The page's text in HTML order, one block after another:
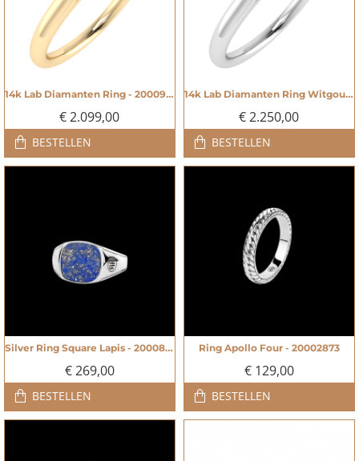
NIEUW14k Lab Diamanten Ring - 20009146
€ 2.099,00
BESTELLEN
NIEUW14k Lab Diamanten Ring Witgoud - 20009147
€ 2.250,00
BESTELLEN
NIEUWSilver Ring Square Lapis - 20008409
€ 269,00
BESTELLEN
NIEUW
Ring Apollo Four - 20002873
€ 129,00
BESTELLEN